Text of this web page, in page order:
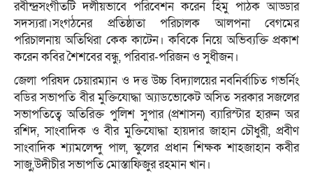
রবীন্দ্রসংগীতটি দলীয়ভাবে পরিবেশন করেন হিমু পাঠক আড্ডার
সদস্যরা।সংগঠনের প্রতিষ্ঠাতা পরিচালক আলপনা বেগমের
পরিচালনায় অতিথিরা কেক কাটেন। কবিকে নিয়ে অভিব্যক্তি প্রকাশ
করেন কবির শৈশবের বন্ধু, পরিবার-পরিজন ও সুধীজন।
জেলা পরিষদ চেয়ারম্যান ও দত্ত উচ্চ বিদ্যালয়ের নবনির্বাচিত গভর্নিং
বডির সভাপতি বীর মুক্তিযোদ্ধা অ্যাডভোকেট অসিত সরকার সজলের
সভাপতিত্বে অতিরিক্ত পুলিশ সুপার (প্রশাসন) ব্যারিস্টার হারুন অর
রশিদ, সাংবাদিক ও বীর মুক্তিযোদ্ধা হায়দার জাহান চৌধুরী, প্রবীণ
সাংবাদিক শ্যামলেন্দু পাল, স্কুলের প্রধান শিক্ষক শাহজাহান কবীর
সাজু,উদীচীর সভাপতি মোস্তাফিজুর রহমান খান।